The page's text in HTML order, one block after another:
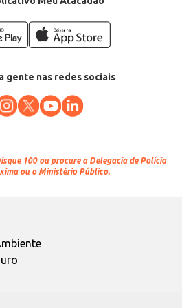
gente nas redes sociais
100 ou procure a Delegacia de Polícia
ou o Ministério Público.